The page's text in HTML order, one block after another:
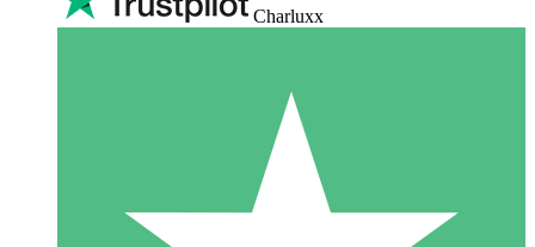
Charluxx